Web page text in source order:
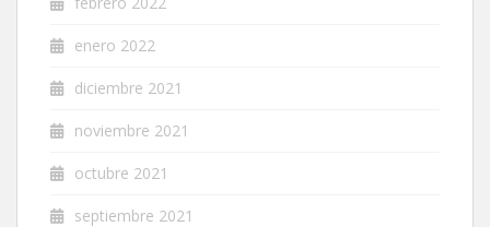
enero 2022
diciembre 2021
noviembre 2021
octubre 2021
septiembre 2021